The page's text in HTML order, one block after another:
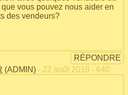
vous pouvez nous aider en
des vendeurs?
RÉPONDRE
(ADMIN) - 22 août 2018 - 640